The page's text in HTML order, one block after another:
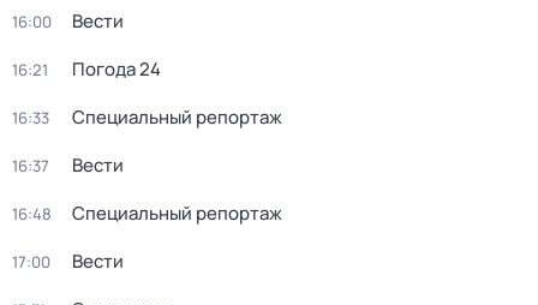
16:00 Вести
16:21 Погода 24
16:33 Специальный репортаж
16:37 Вести
16:48 Специальный репортаж
17:00 Вести